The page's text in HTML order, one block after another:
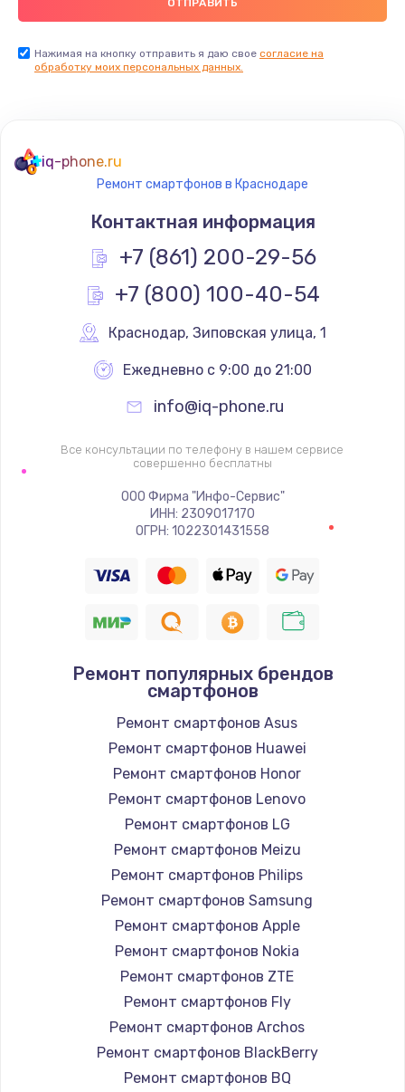
Заказать
Установка драйверов
1240 руб.
Заказать
Ремонт петель крышки
990 руб.
Заказать
Настройка Wi-Fi
1060 руб.
Замена шим-контроллера
3900 руб.
Заказать
Замена HDMI
600 руб.
Нажимая на кнопку отправить я даю свое согласие на
обработку моих персональных данных.
iq-phone.ru
Ремонт смартфонов в Краснодаре
Контактная информация
+7 (861) 200-29-56
+7 (800) 100-40-54
Краснодар, Зиповская улица, 1
Ежедневно с 9:00 до 21:00
info@iq-phone.ru
Все консультации по телефону в нашем сервисе
совершенно бесплатны
ООО Фирма "Инфо-Сервис"
ИНН: 2309017170
ОГРН: 1022301431558
Ремонт популярных брендов
смартфонов
Ремонт смартфонов Asus
Ремонт смартфонов Huawei
Ремонт смартфонов Honor
Ремонт смартфонов Lenovo
Ремонт смартфонов LG
Ремонт смартфонов Meizu
Ремонт смартфонов Philips
Ремонт смартфонов Samsung
Ремонт смартфонов Apple
Ремонт смартфонов Nokia
Ремонт смартфонов ZTE
Ремонт смартфонов Fly
Ремонт смартфонов Archos
Ремонт смартфонов BlackBerry
Ремонт смартфонов BQ